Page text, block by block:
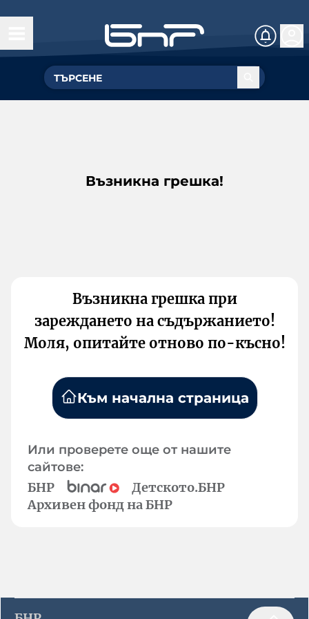
Възникна грешка!
Възникна грешка при
зареждането на съдържанието!
Моля, опитайте отново по-късно!
Към начална страница
Или проверете още от нашите
сайтове:
БНР
Детското.БНР
Архивен фонд на БНР